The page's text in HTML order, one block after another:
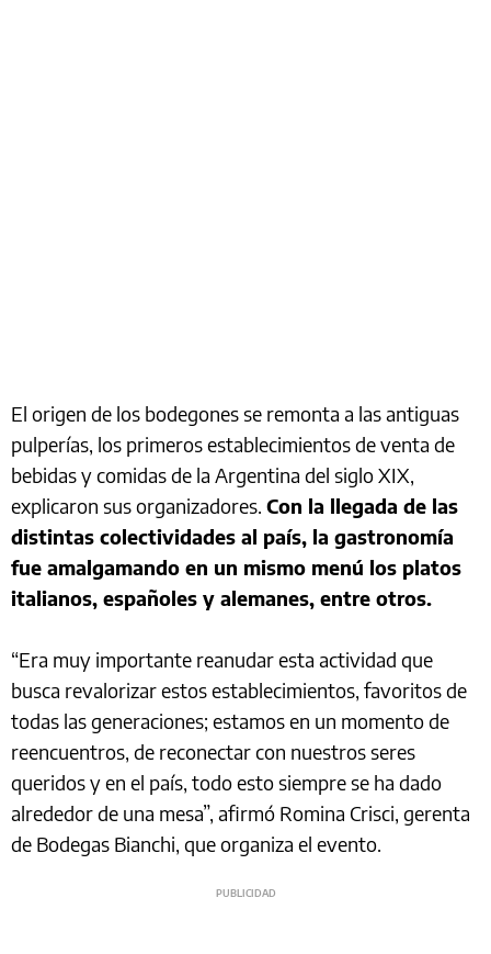
El origen de los bodegones se remonta a las antiguas
pulperías, los primeros establecimientos de venta de
bebidas y comidas de la Argentina del siglo XIX,
explicaron sus organizadores. Con la llegada de las
distintas colectividades al país, la gastronomía
fue amalgamando en un mismo menú los platos
italianos, españoles y alemanes, entre otros.
“Era muy importante reanudar esta actividad que
busca revalorizar estos establecimientos, favoritos de
todas las generaciones; estamos en un momento de
reencuentros, de reconectar con nuestros seres
queridos y en el país, todo esto siempre se ha dado
alrededor de una mesa”, afirmó Romina Crisci, gerenta
de Bodegas Bianchi, que organiza el evento.